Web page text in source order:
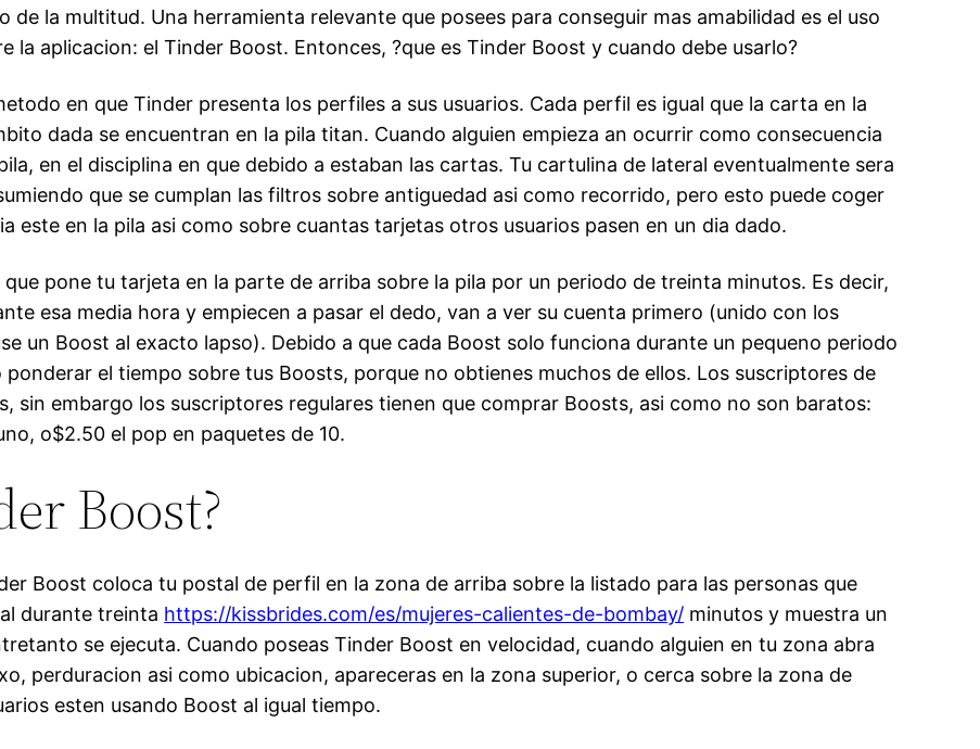
la multitud. Una herramienta relevante que posees para conseguir mas amabilidad es el uso
la aplicacion: el Tinder Boost. Entonces, ?que es Tinder Boost y cuando debe usarlo?
en que Tinder presenta los perfiles a sus usuarios. Cada perfil es igual que la carta en la
dada se encuentran en la pila titan. Cuando alguien empieza an ocurrir como consecuencia
en el disciplina en que debido a estaban las cartas. Tu cartulina de lateral eventualmente sera
que se cumplan las filtros sobre antiguedad asi­ como recorrido, pero esto puede coger
este en la pila asi­ como sobre cuantas tarjetas otros usuarios pasen en un dia dado.
pone tu tarjeta en la parte de arriba sobre la pila por un periodo de treinta minutos. Es decir,
esa media hora y empiecen a pasar el dedo, van a ver su cuenta primero (unido con los
un Boost al exacto lapso). Debido a que cada Boost solo funciona durante un pequeno periodo
el tiempo sobre tus Boosts, porque no obtienes muchos de ellos. Los suscriptores de
sin embargo los suscriptores regulares tienen que comprar Boosts, asi­ como no son baratos:
o$2.50 el pop en paquetes de 10.
Boost?
Boost coloca tu postal de perfil en la zona de arriba sobre la listado para las personas que
durante treinta https://kissbrides.com/es/mujeres-calientes-de-bombay/ minutos y muestra un
se ejecuta. Cuando poseas Tinder Boost en velocidad, cuando alguien en tu zona abra
perduracion asi­ como ubicacion, apareceras en la zona superior, o cerca sobre la zona de
esten usando Boost al igual tiempo.